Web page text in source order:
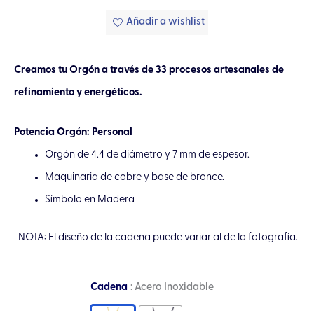
Añadir a wishlist
Creamos tu Orgón a través de 33 procesos artesanales de
refinamiento y energéticos.
Potencia Orgón: Personal
Orgón de 4.4 de diámetro y 7 mm de espesor.
Maquinaria de cobre y base de bronce.
Símbolo en Madera
NOTA: El diseño de la cadena puede variar al de la fotografía.
Cadena : Acero Inoxidable
Collar
Orgón